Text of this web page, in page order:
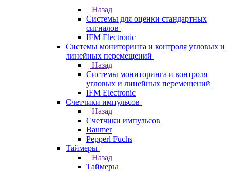
Назад
Системы для оценки стандартных
сигналов
IFM Electronic
Системы мониторинга и контроля угловых и
линейных перемещений
Назад
Системы мониторинга и контроля
угловых и линейных перемещений
IFM Electronic
Счетчики импульсов
Назад
Счетчики импульсов
Baumer
Pepperl Fuchs
Таймеры
Назад
Таймеры